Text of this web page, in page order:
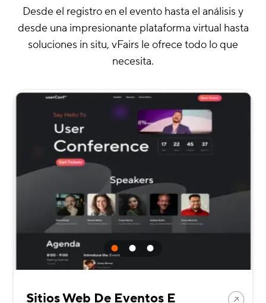
Desde el registro en el evento hasta el análisis y
desde una impresionante plataforma virtual hasta
soluciones in situ, vFairs le ofrece todo lo que
necesita.
Sitios Web De Eventos E